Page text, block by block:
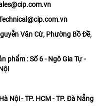
Văn Cừ, Phường Bồ Đề,
phẩm : Số 6 - Ngô Gia Tự -
Nội - TP. HCM - TP. Đà Nẵng